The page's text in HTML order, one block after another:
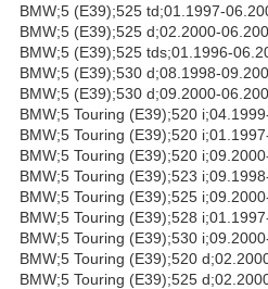
BMW;5 (E39);525 td;01.1997-
BMW;5 (E39);525 d;02.2000-
BMW;5 (E39);525 tds;01.1996-
BMW;5 (E39);530 d;08.1998-
BMW;5 (E39);530 d;09.2000-
BMW;5 Touring (E39);520
BMW;5 Touring (E39);520
BMW;5 Touring (E39);520
BMW;5 Touring (E39);523
BMW;5 Touring (E39);525
BMW;5 Touring (E39);528
BMW;5 Touring (E39);530
BMW;5 Touring (E39);520
BMW;5 Touring (E39);525